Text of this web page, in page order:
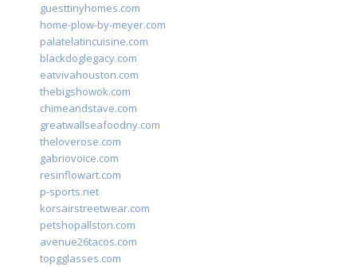
guesttinyhomes.com
home-plow-by-meyer.com
palatelatincuisine.com
blackdoglegacy.com
eatvivahouston.com
thebigshowok.com
chimeandstave.com
greatwallseafoodny.com
theloverose.com
gabriovoice.com
resinflowart.com
p-sports.net
korsairstreetwear.com
petshopallston.com
avenue26tacos.com
topgglasses.com